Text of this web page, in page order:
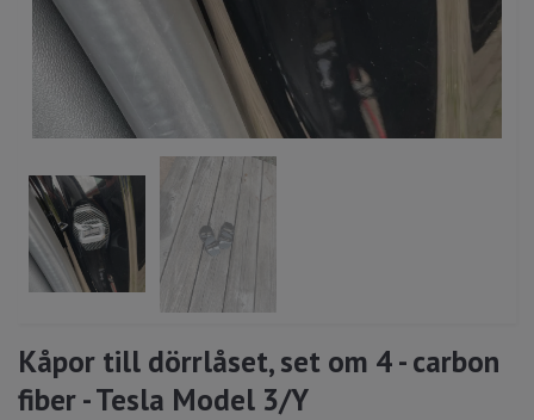
Kåpor till dörrlåset, set om 4 - carbon
fiber - Tesla Model 3/Y